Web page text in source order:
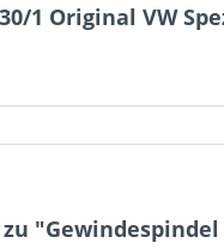
1 Original VW
"Gewindespindel